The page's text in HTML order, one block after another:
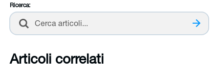
Ricerca:
Cerca
Articoli correlati